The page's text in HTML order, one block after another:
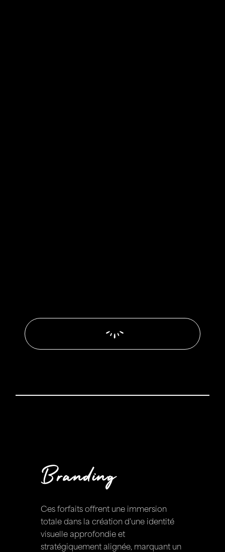
Branding
Ces forfaits offrent une immersion
totale dans la création d'une identité
visuelle approfondie et
stratégiquement alignée, marquant un